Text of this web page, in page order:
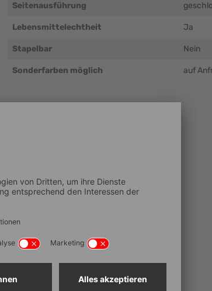
Seitenausführung
Lebensmittelechtheit Ja
Stapelbar Nein
Sonderfarben möglich auf